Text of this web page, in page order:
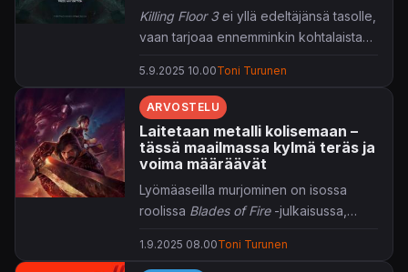
Killing Floor 3ei yllä edeltäjänsä tasolle,
vaan tarjoaa ennemminkin kohtalaista
5.9.2025 10.00Toni Turunen
ARVOSTELU
Laitetaan metalli kolisemaan –
tässä maailmassa kylmä teräs ja
voima määräävät
Lyömäaseilla murjominen on isossa
roolissa Blades of Fire-julkaisussa,
1.9.2025 08.00Toni Turunen